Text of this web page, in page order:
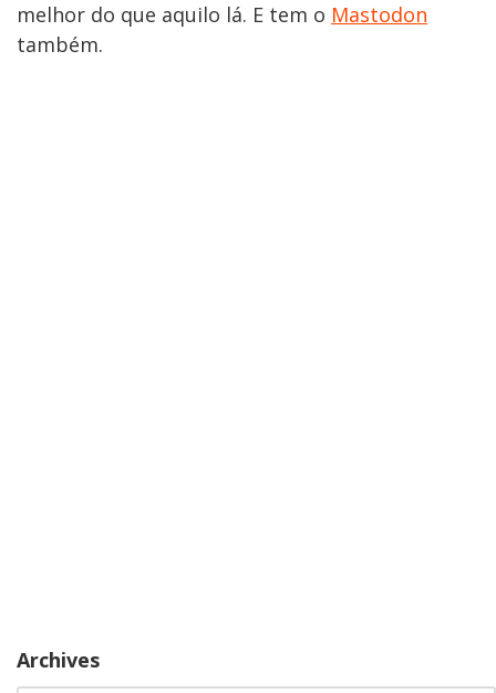
melhor do que aquilo lá. E tem o Mastodon
também.
Archives